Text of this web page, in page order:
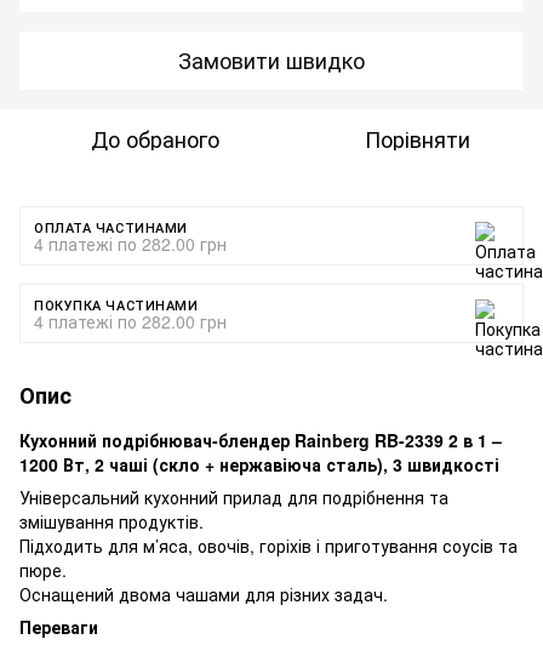
Замовити швидко
До обраного Порівняти
ОПЛАТА ЧАСТИНАМИ
4 платежі по 282.00 грн
ПОКУПКА ЧАСТИНАМИ
4 платежі по 282.00 грн
Опис
Кухонний подрібнювач-блендер Rainberg RB-2339 2 в 1 –
1200 Вт, 2 чаші (скло + нержавіюча сталь), 3 швидкості
Універсальний кухонний прилад для подрібнення та
змішування продуктів.
Підходить для м’яса, овочів, горіхів і приготування соусів та
пюре.
Оснащений двома чашами для різних задач.
Переваги